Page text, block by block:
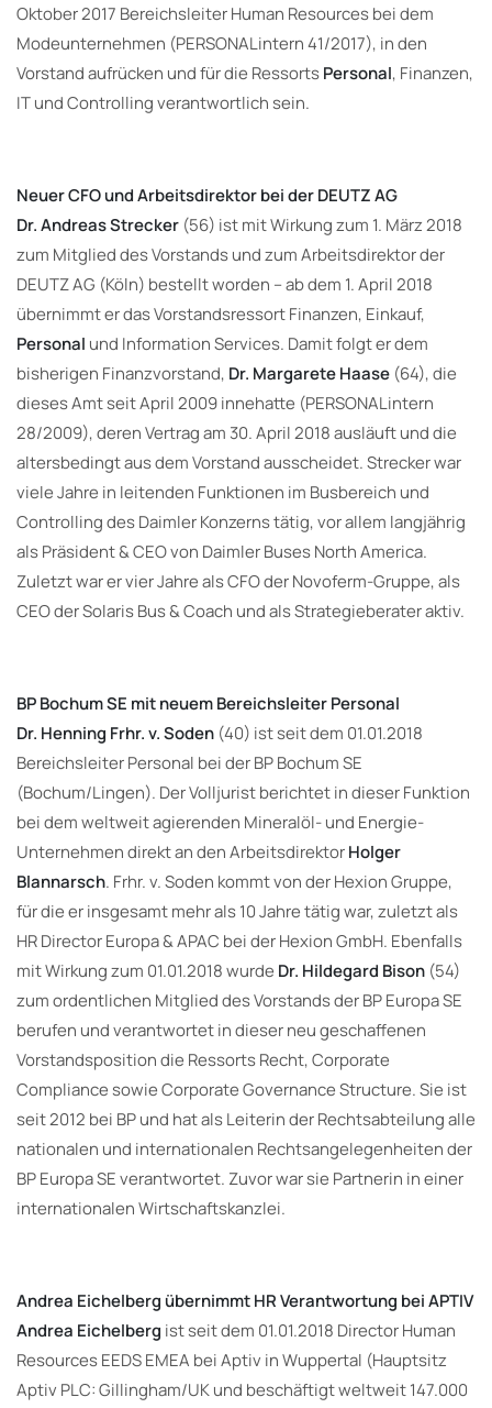
Oktober 2017 Bereichsleiter Human Resources bei dem
Modeunternehmen (PERSONALintern 41/2017), in den
Vorstand aufrücken und für die RessortsPersonal, Finanzen,
IT und Controlling verantwortlich sein.
Neuer CFO und Arbeitsdirektor bei der DEUTZ AG
Dr. Andreas Strecker (56) ist mit Wirkung zum 1. März 2018
zum Mitglied des Vorstands und zum Arbeitsdirektor der
DEUTZ AG (Köln) bestellt worden – ab dem 1. April 2018
übernimmt er das Vorstandsressort Finanzen, Einkauf,
Personal und Information Services. Damit folgt er dem
bisherigen Finanzvorstand, Dr. Margarete Haase (64), die
dieses Amt seit April 2009 innehatte (PERSONALintern
28/2009), deren Vertrag am 30. April 2018 ausläuft und die
altersbedingt aus dem Vorstand ausscheidet. Strecker war
viele Jahre in leitenden Funktionen im Busbereich und
Controlling des Daimler Konzerns tätig, vor allem langjährig
als Präsident & CEO von Daimler Buses North America.
Zuletzt war er vier Jahre als CFO der Novoferm-Gruppe, als
CEO der Solaris Bus & Coach und als Strategieberater aktiv.
BP Bochum SE mit neuem Bereichsleiter Personal
Dr. Henning Frhr. v. Soden (40) ist seit dem 01.01.2018
Bereichsleiter Personal bei der BP Bochum SE
(Bochum/Lingen). Der Volljurist berichtet in dieser Funktion
bei dem weltweit agierenden Mineralöl- und Energie-
Unternehmen direkt an den ArbeitsdirektorHolger
Blannarsch. Frhr. v. Soden kommt von der Hexion Gruppe,
für die er insgesamt mehr als 10 Jahre tätig war, zuletzt als
HR Director Europa & APAC bei der Hexion GmbH. Ebenfalls
mit Wirkung zum 01.01.2018 wurde Dr. Hildegard Bison (54)
zum ordentlichen Mitglied des Vorstands der BP Europa SE
berufen und verantwortet in dieser neu geschaffenen
Vorstandsposition die Ressorts Recht, Corporate
Compliance sowie Corporate Governance Structure. Sie ist
seit 2012 bei BP und hat als Leiterin der Rechtsabteilung alle
nationalen und internationalen Rechtsangelegenheiten der
BP Europa SE verantwortet. Zuvor war sie Partnerin in einer
internationalen Wirtschaftskanzlei.
Andrea Eichelberg übernimmt HR Verantwortung bei APTIV
Andrea Eichelberg ist seit dem 01.01.2018 Director Human
Resources EEDS EMEA bei Aptiv in Wuppertal (Hauptsitz
Aptiv PLC: Gillingham/UK und beschäftigt weltweit 147.000